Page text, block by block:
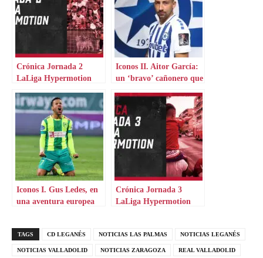
Crónica Jornada 2
LaLiga Hypermotion
Iconos II. Aitor García:
un ‘bravo’ cañonero que
Iconos I. Gus Ledes, en
una aventura europea
Crónica Jornada 3
LaLiga Hypermotion
TAGS CD LEGANÉS NOTICIAS LAS PALMAS NOTICIAS LEGANÉS
NOTICIAS VALLADOLID NOTICIAS ZARAGOZA REAL VALLADOLID